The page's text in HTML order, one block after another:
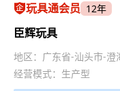
玩具通会员 12年
臣辉玩具
地区：广东省-汕头市-澄
经营模式：生产型